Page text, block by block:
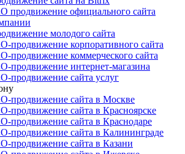
продвижение официального сайта
молодого сайта
продвижение корпоративного сайта
продвижение коммерческого сайта
продвижение интернет-магазина
сайта услуг
продвижение сайта в Москве
продвижение сайта в Красноярске
продвижение сайта в Краснодаре
продвижение сайта в Калининграде
продвижение сайта в Казани